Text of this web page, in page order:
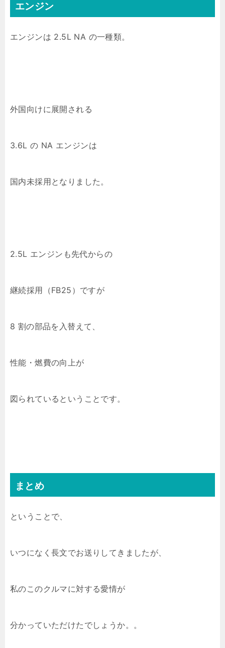
エンジン
エンジンは 2.5L NA の一種類。
外国向けに展開される
3.6L の NA エンジンは
国内未採用となりました。
2.5L エンジンも先代からの
継続採用（FB25）ですが
8 割の部品を入替えて、
性能・燃費の向上が
図られているということです。
まとめ
ということで、
いつになく長文でお送りしてきましたが、
私のこのクルマに対する愛情が
分かっていただけたでしょうか。。